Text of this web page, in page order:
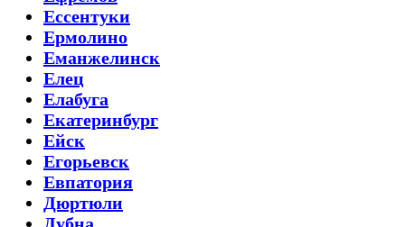
Ессентуки
Ермолино
Еманжелинск
Елец
Елабуга
Екатеринбург
Ейск
Егорьевск
Евпатория
Дюртюли
Дубна